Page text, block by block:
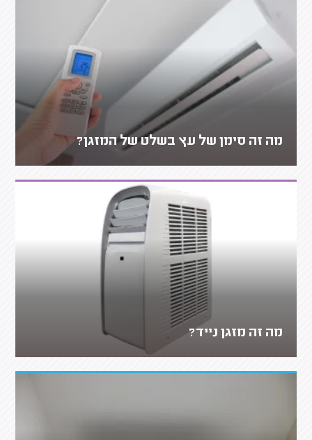
מה זה סימן של עץ בשלט של המזגן?
מה זה מזגן נייד?